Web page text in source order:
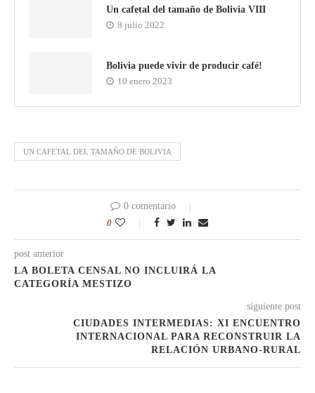
Un cafetal del tamaño de Bolivia VIII
8 julio 2022
Bolivia puede vivir de producir café!
10 enero 2023
UN CAFETAL DEL TAMAÑO DE BOLIVIA
0 comentario
0
post anterior
LA BOLETA CENSAL NO INCLUIRÁ LA
CATEGORÍA MESTIZO
siguiente post
CIUDADES INTERMEDIAS: XI ENCUENTRO
INTERNACIONAL PARA RECONSTRUIR LA
RELACIÓN URBANO-RURAL